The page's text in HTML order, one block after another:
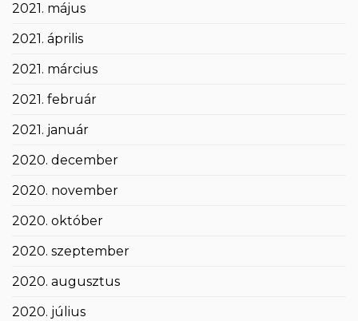
2021. május
2021. április
2021. március
2021. február
2021. január
2020. december
2020. november
2020. október
2020. szeptember
2020. augusztus
2020. július